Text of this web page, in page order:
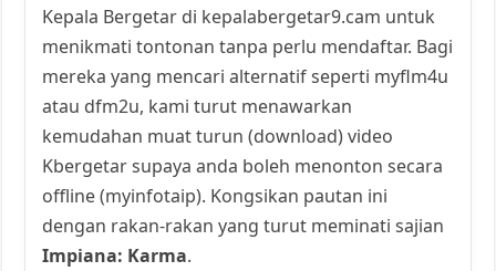
Kepala Bergetar di kepalabergetar9.cam untuk
menikmati tontonan tanpa perlu mendaftar. Bagi
mereka yang mencari alternatif seperti myflm4u
atau dfm2u, kami turut menawarkan
kemudahan muat turun (download) video
Kbergetar supaya anda boleh menonton secara
offline (myinfotaip). Kongsikan pautan ini
dengan rakan-rakan yang turut meminati sajian
Impiana: Karma.